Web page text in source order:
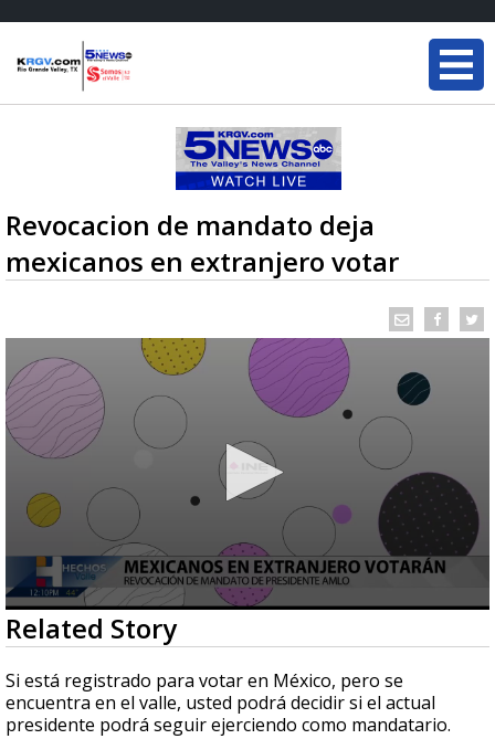
Revocacion de mandato deja
mexicanos en extranjero votar
0
seconds
of
56
seconds
Related Story
Si está registrado para votar en México, pero se
encuentra en el valle, usted podrá decidir si el actual
presidente podrá seguir ejerciendo como mandatario.